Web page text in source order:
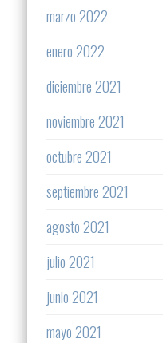
marzo 2022
enero 2022
diciembre 2021
noviembre 2021
octubre 2021
septiembre 2021
agosto 2021
julio 2021
junio 2021
mayo 2021